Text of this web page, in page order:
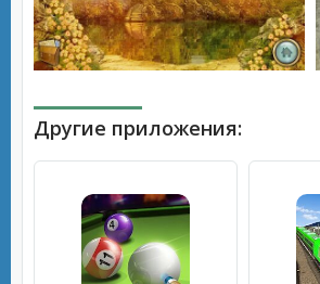
Другие приложения: